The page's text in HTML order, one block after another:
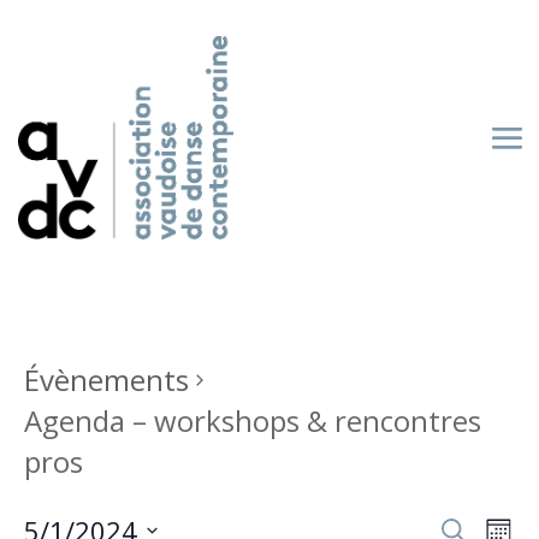
Évènements
Agenda – workshops & rencontres
pros
Recherche
5/1/2024